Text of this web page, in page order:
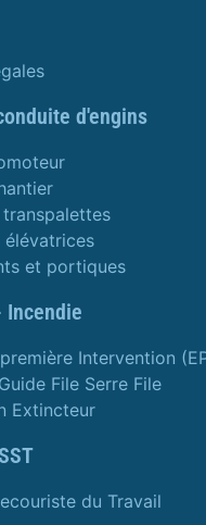
d'engins
élévatrices
et portiques
Incendie
Intervention
File Serre File
Extincteur
du Travail